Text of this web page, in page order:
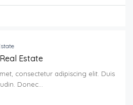
Estate
consectetur adipiscing elit. Duis
Donec...